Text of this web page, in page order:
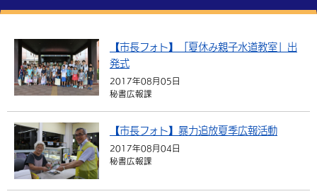
ふりがなをつける
よみあげる
言語を選択
英語（English） 中国語（簡体字）
中国語（繁体字）
くらしの情報
届出・登録・証明 保険・年金
福祉・介護 健康・予防
環境・衛生 生涯学習・スポーツ・人権
選挙
事業者の方へ
入札・契約 産業・雇用
都市整備
子育て・教育
手当・助成 健康・医療
相談・支援・情報
観光・移住
観光なび スポットを探す
遊ぶ・体験する
市政情報
中津市について
【市長フォト】「夏休み親子水道教室」出
発式
2017年08月05日
秘書広報課
【市長フォト】暴力追放夏季広報活動
2017年08月04日
秘書広報課